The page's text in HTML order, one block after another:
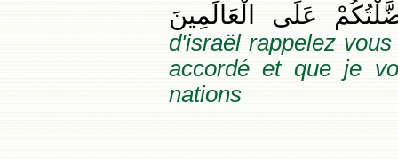
d'israël rappelez
accordé et que je
nations